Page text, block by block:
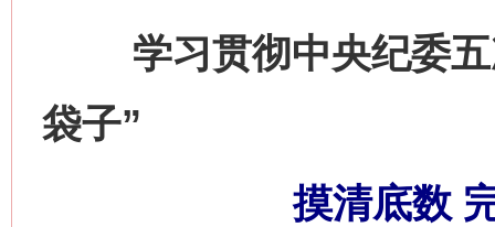
学习贯彻中央纪委五
袋子”
摸清底数